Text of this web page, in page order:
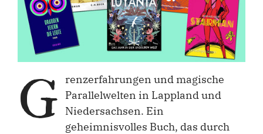
G
renzerfahrungen und magische
Parallelwelten in Lappland und
Niedersachsen. Ein
geheimnisvolles Buch, das durch